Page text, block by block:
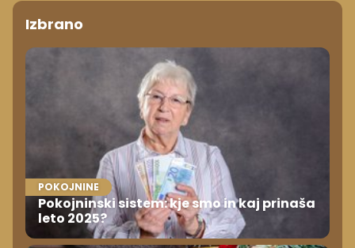
Izbrano
POKOJNINE
Pokojninski sistem: kje smo in kaj prinaša
leto 2025?